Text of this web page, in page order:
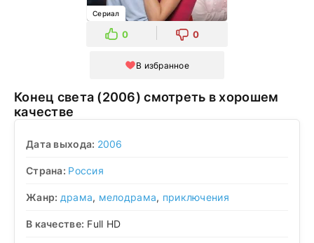
Сериал
0 0
В избранное
Конец света (2006) смотреть в хорошем
качестве
Дата выхода: 2006
Страна: Россия
Жанр: драма, мелодрама, приключения
В качестве: Full HD